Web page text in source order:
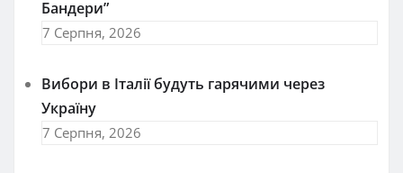
Бандери”
7 Серпня, 2026
Вибори в Італії будуть гарячими через
Україну
7 Серпня, 2026